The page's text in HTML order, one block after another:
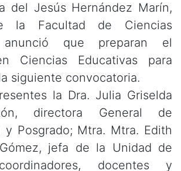
del Jesús Hernández Marín,
la Facultad de Ciencias
anunció que preparan el
Ciencias Educativas para
siguiente convocatoria.
la Dra. Julia Griselda
directora General de
y Posgrado; Mtra. Mtra. Edith
jefa de la Unidad de
docentes y